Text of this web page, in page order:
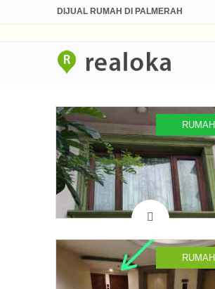
DIJUAL RUMAH DI PALMERAH
RUMAH
RUMAH